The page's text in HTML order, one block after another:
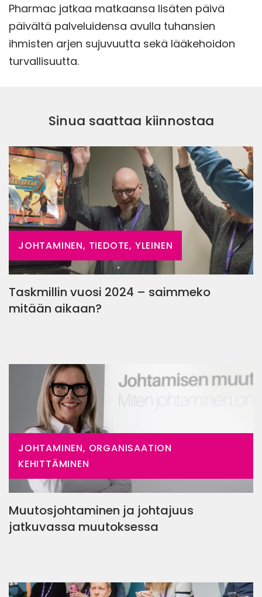
Pharmac jatkaa matkaansa lisäten päivä
päivältä palveluidensa avulla tuhansien
ihmisten arjen sujuvuutta sekä lääkehoidon
turvallisuutta.
Sinua saattaa kiinnostaa
JOHTAMINEN, TIEDOTE, YLEINEN
Taskmillin vuosi 2024 – saimmeko
mitään aikaan?
JOHTAMINEN, ORGANISAATION
KEHITTÄMINEN
Muutosjohtaminen ja johtajuus
jatkuvassa muutoksessa